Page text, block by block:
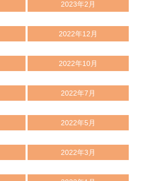
2023年2月
2022年12月
2022年10月
2022年7月
2022年5月
2022年3月